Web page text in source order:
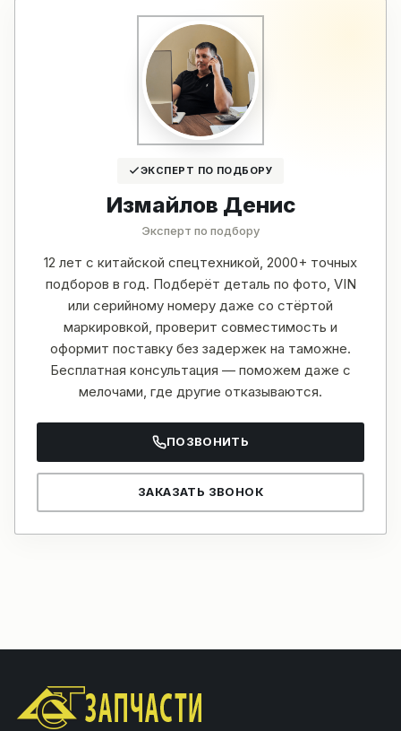
ЭКСПЕРТ ПО ПОДБОРУ
Измайлов Денис
Эксперт по подбору
12 лет с китайской спецтехникой, 2000+ точных
подборов в год. Подберёт деталь по фото, VIN
или серийному номеру даже со стёртой
маркировкой, проверит совместимость и
оформит поставку без задержек на таможне.
Бесплатная консультация — поможем даже с
мелочами, где другие отказываются.
ПОЗВОНИТЬ
ЗАКАЗАТЬ ЗВОНОК